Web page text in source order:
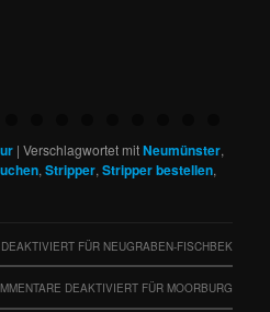
|Verschlagwortet mitNeumünster,
,Stripper,Stripper bestellen,
FÜR NEUGRABEN-FISCHBEK
DEAKTIVIERTFÜR MOORBURG